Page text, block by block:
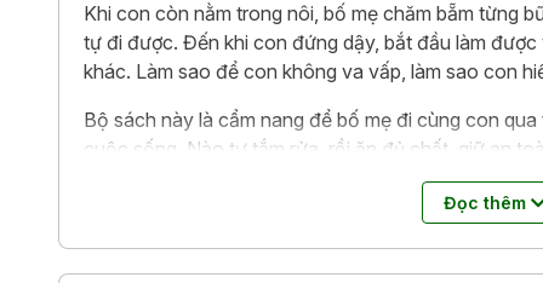
Khi con còn nằm trong nôi, bố mẹ chăm bẵm từng
tự đi được. Đến khi con đứng dậy, bắt đầu làm
khác. Làm sao để con không va vấp, làm sao con
Bộ sách này là cẩm nang để bố mẹ đi cùng con
cuộc sống. Nào tự tắm rửa, rồi ăn đủ chất, giữ an
các kỹ năng nho nhỏ sẽ giúp bé tự lập dần.
Bộ sách gồm 7 cuốn, đề cập đến 7 khía cạnh xoay
dạy bé cách tự ngủ ngoan và chăm sóc mình hằng
Đọc thêm